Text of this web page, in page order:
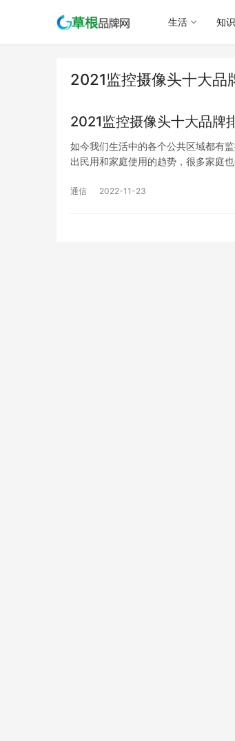
生活 知
2021监控摄像头十大品
2021监控摄像头十大品牌
如今我们生活中的各个公共区域都有
出民用和家庭使用的趋势，很多家庭
通信 2022-11-23